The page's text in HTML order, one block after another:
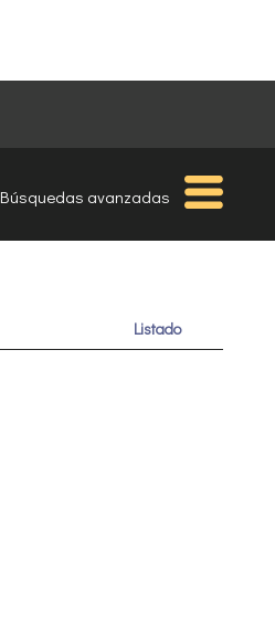
Búsquedas avanzadas
Listado